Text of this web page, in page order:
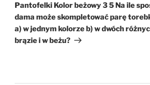
Pantofelki Kolor beżowy 3 5 Na ile
dama może skompletować parę
a) w jednym kolorze b) w dwóch
brązie i w beżu?